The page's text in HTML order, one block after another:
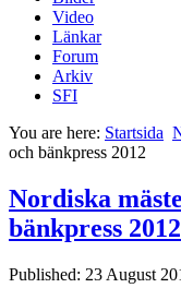
Video
Länkar
Forum
Arkiv
SFI
You are here: Startsida
och bänkpress 2012
Nordiska
bänkpress 2012
Published: 23 August